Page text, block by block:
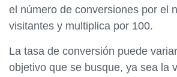
el número de conversiones por el
visitantes y multiplica por 100.
La tasa de conversión puede
objetivo que se busque, ya sea la